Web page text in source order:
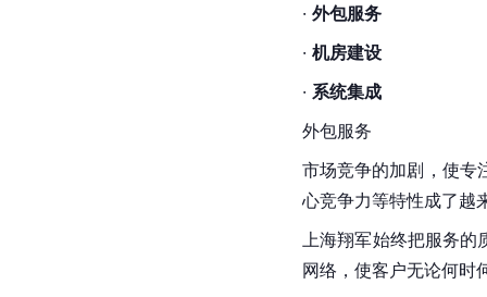
· 外包服务
· 机房建设
· 系统集成
外包服务
市场竞争的加剧，使专
心竞争力等特性成了越
上海翔军始终把服务
网络，使客户无论何时